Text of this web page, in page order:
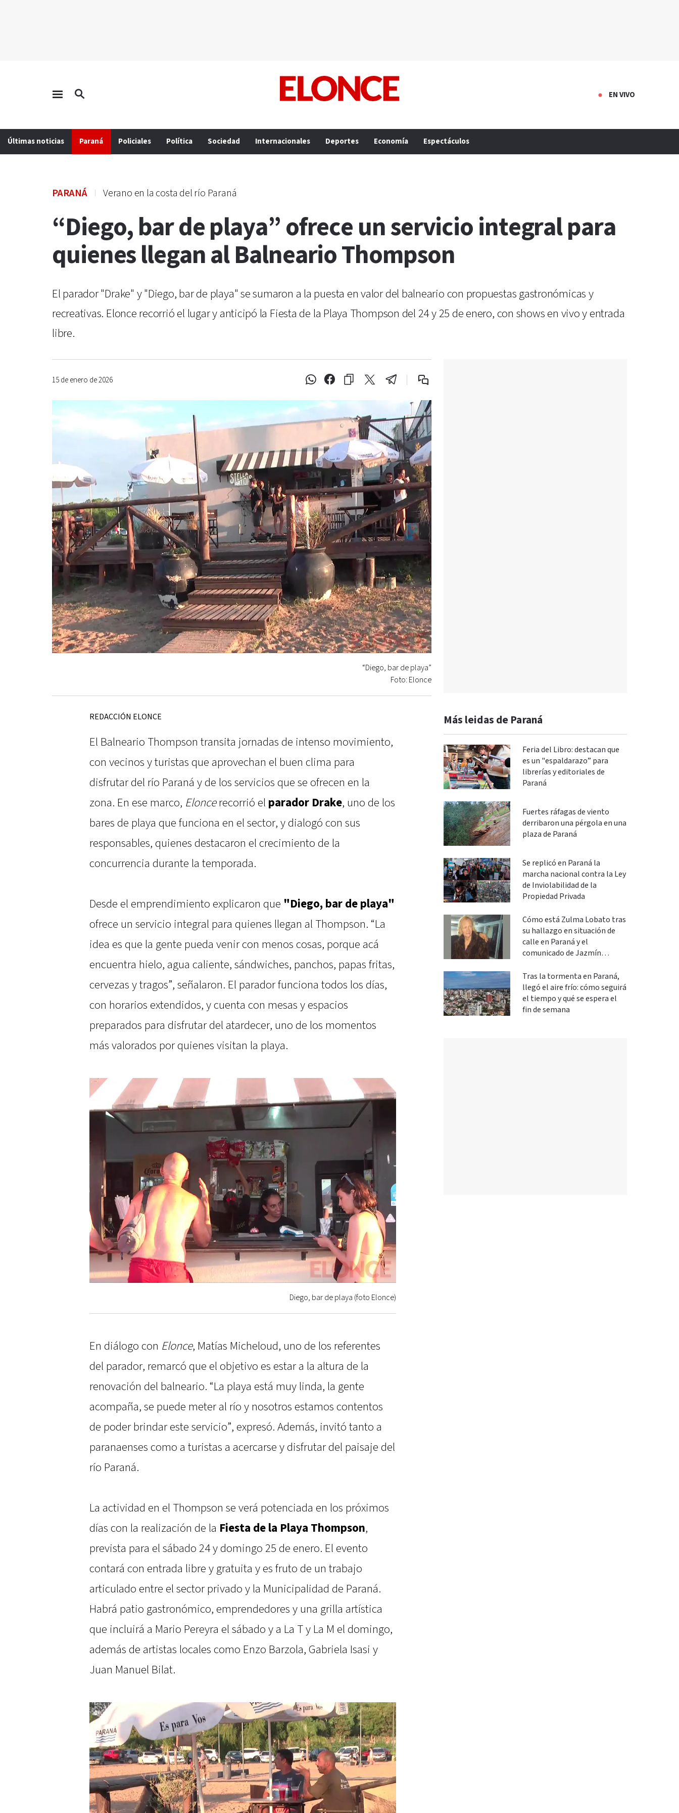
EN VIVO
Últimas noticias Paraná Policiales Política Sociedad Internacionales Deportes Economía Espectáculos
PARANÁ Verano en la costa del río Paraná
“Diego, bar de playa” ofrece un servicio integral para
quienes llegan al Balneario Thompson
El parador "Drake" y "Diego, bar de playa" se sumaron a la puesta en valor del balneario con propuestas gastronómicas y
recreativas. Elonce recorrió el lugar y anticipó la Fiesta de la Playa Thompson del 24 y 25 de enero, con shows en vivo y entrada
libre.
15 de enero de 2026
“Diego, bar de playa”
Foto: Elonce
REDACCIÓN ELONCE
El Balneario Thompson transita jornadas de intenso movimiento,
con vecinos y turistas que aprovechan el buen clima para
disfrutar del río Paraná y de los servicios que se ofrecen en la
zona. En ese marco, Eloncerecorrió el parador Drake, uno de los
bares de playa que funciona en el sector, y dialogó con sus
responsables, quienes destacaron el crecimiento de la
concurrencia durante la temporada.
Desde el emprendimiento explicaron que "Diego, bar de playa"
ofrece un servicio integral para quienes llegan al Thompson. “La
idea es que la gente pueda venir con menos cosas, porque acá
encuentra hielo, agua caliente, sándwiches, panchos, papas fritas,
cervezas y tragos”, señalaron. El parador funciona todos los días,
con horarios extendidos, y cuenta con mesas y espacios
preparados para disfrutar del atardecer, uno de los momentos
más valorados por quienes visitan la playa.
Diego, bar de playa (foto Elonce)
En diálogo con Elonce, Matías Micheloud, uno de los referentes
del parador, remarcó que el objetivo es estar a la altura de la
renovación del balneario. “La playa está muy linda, la gente
acompaña, se puede meter al río y nosotros estamos contentos
de poder brindar este servicio”, expresó. Además, invitó tanto a
paranaenses como a turistas a acercarse y disfrutar del paisaje del
río Paraná.
La actividad en el Thompson se verá potenciada en los próximos
días con la realización de la Fiesta de la Playa Thompson,
prevista para el sábado 24 y domingo 25 de enero. El evento
contará con entrada libre y gratuita y es fruto de un trabajo
articulado entre el sector privado y la Municipalidad de Paraná.
Habrá patio gastronómico, emprendedores y una grilla artística
que incluirá a Mario Pereyra el sábado y a La T y La M el domingo,
además de artistas locales como Enzo Barzola, Gabriela Isasi y
Juan Manuel Bilat.
Más leidas de Paraná
Feria del Libro: destacan que
es un "espaldarazo” para
librerías y editoriales de
Paraná
Fuertes ráfagas de viento
derribaron una pérgola en una
plaza de Paraná
Se replicó en Paraná la
marcha nacional contra la Ley
de Inviolabilidad de la
Propiedad Privada
Cómo está Zulma Lobato tras
su hallazgo en situación de
calle en Paraná y el
comunicado de Jazmín
Tras la tormenta en Paraná,
llegó el aire frío: cómo seguirá
el tiempo y qué se espera el
fin de semana